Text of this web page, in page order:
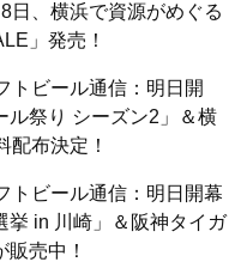
日、横浜で資源がめぐる
」発売！
トビール通信：明日開
ル祭り シーズン2」＆横
配布決定！
トビール通信：明日開幕
挙 in 川崎」＆阪神タイガ
売中！